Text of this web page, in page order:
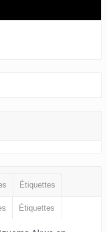
Étiquettes
Étiquettes